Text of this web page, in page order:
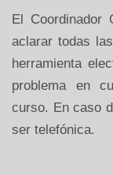
El Coordinador
aclarar todas
herramienta
problema en
curso. En caso
ser telefónica.